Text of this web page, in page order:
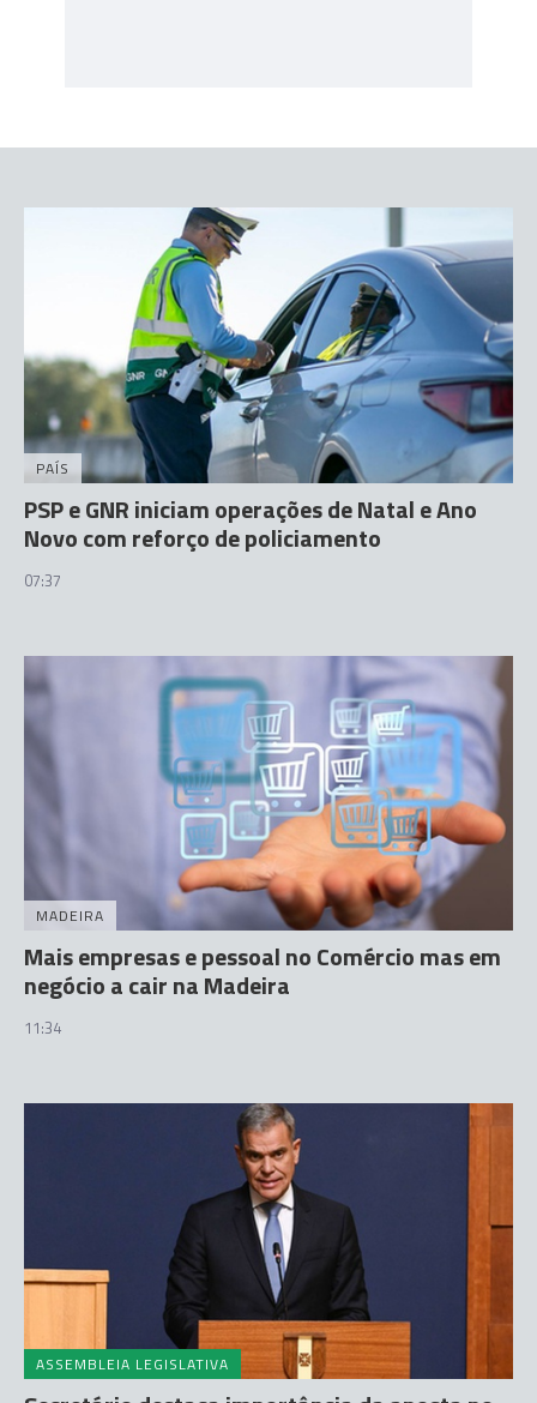
PAÍS
PSP e GNR iniciam operações de Natal e Ano
Novo com reforço de policiamento
07:37
MADEIRA
Mais empresas e pessoal no Comércio mas em
negócio a cair na Madeira
11:34
ASSEMBLEIA LEGISLATIVA